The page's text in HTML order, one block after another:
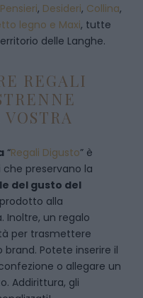
Pensieri, Desideri, Collina,
legno e Maxi, tutte
delle Langhe.
REGALI
“Regali Digusto” è
preservano la
del gusto del
alla
Inoltre, un regalo
per trasmettere
Potete inserire il
o allegare un
Addirittura, gli